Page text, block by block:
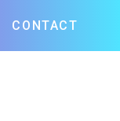
CONTACT